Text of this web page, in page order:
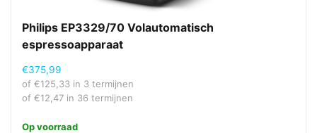
Philips EP3329/70 Volautomatisch
espressoapparaat
€375,99
of €125,33 in 3 termijnen
of €12,47 in 36 termijnen
Op voorraad